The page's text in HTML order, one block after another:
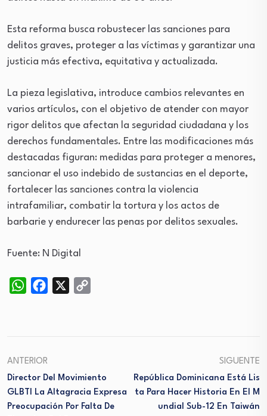
Esta reforma busca robustecer las sanciones para
delitos graves, proteger a las víctimas y garantizar una
justicia más efectiva, equitativa y actualizada.
La pieza legislativa, introduce cambios relevantes en
varios artículos, con el objetivo de atender con mayor
rigor delitos que afectan la seguridad ciudadana y los
derechos fundamentales. Entre las modificaciones más
destacadas figuran: medidas para proteger a menores,
sancionar el uso indebido de sustancias en el deporte,
fortalecer las sanciones contra la violencia
intrafamiliar, combatir la tortura y los actos de
barbarie y endurecer las penas por delitos sexuales.
Fuente: N Digital
WhatsAppFacebook
ANTERIOR
Director Del Movimiento
GLBTI La Altagracia Expresa
Preocupación Por Falta De
SIGUENTE
República Dominicana Está Lis
Ta Para Hacer Historia En El M
Undial Sub-12 En Taiwán